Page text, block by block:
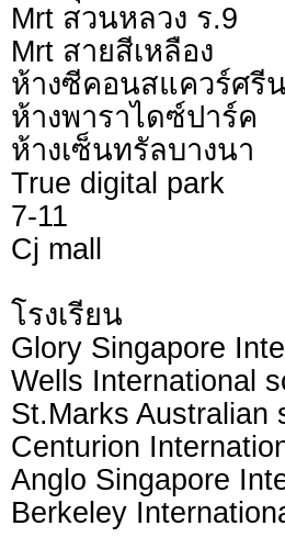
Mrt สวนหลวง ร.9
Mrt สายสีเหลือง
ห้างซีคอนสแควร์ศรี
ห้างพาราไดซ์ปาร์ค
ห้างเซ็นทรัลบางนา
True digital park
7-11
Cj mall
โรงเรียน
Glory Singapore
Wells International
St.Marks Australian
Centurion
Anglo Singapore
Berkeley